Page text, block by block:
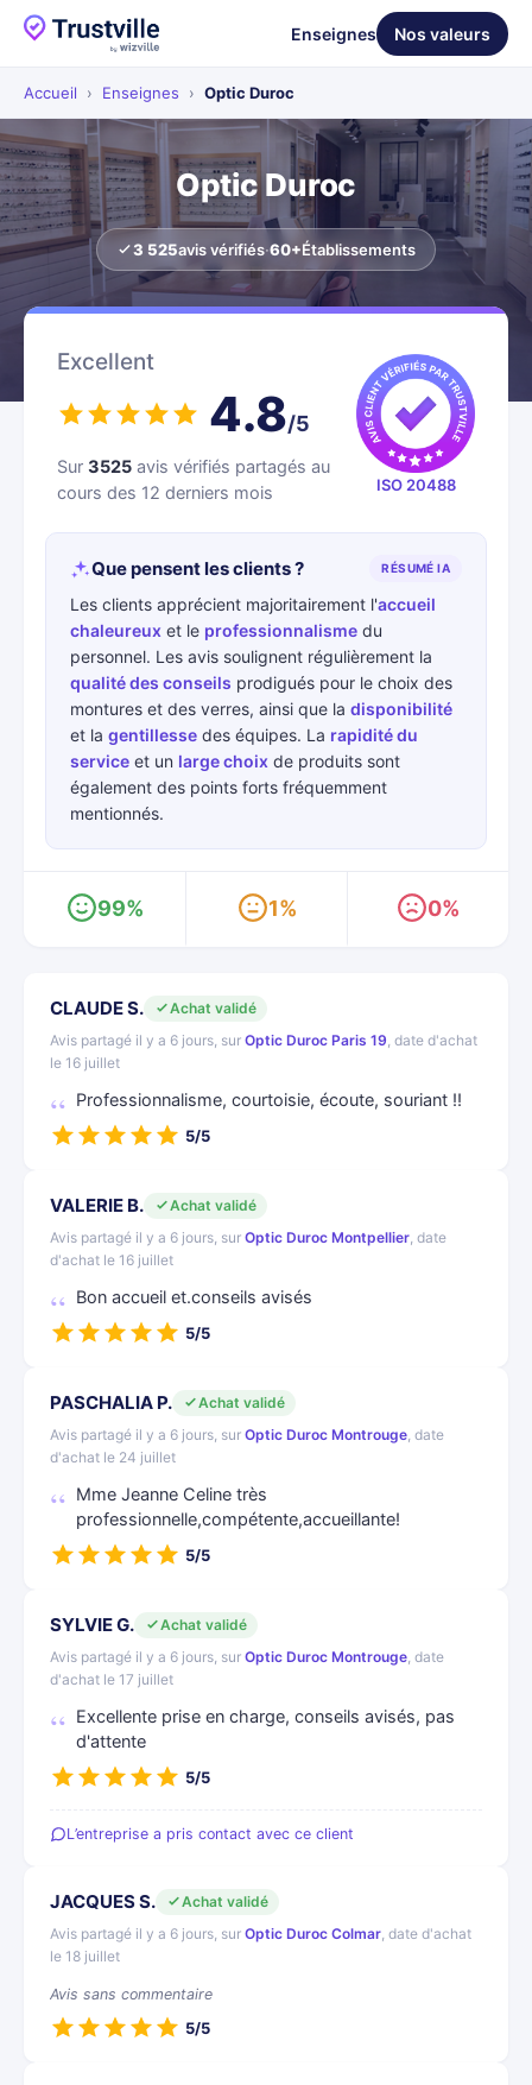
Enseignes Nos valeurs
Accueil › Enseignes › Optic Duroc
Optic Duroc
3 525avis vérifiés·60+Établissements
Excellent
4.8/5
Sur 3525 avis vérifiés partagés au
cours des 12 derniers mois
ISO 20488
Que pensent les clients ? RÉSUMÉ IA
Les clients apprécient majoritairement l'accueil
chaleureux et le professionnalisme du
personnel. Les avis soulignent régulièrement la
qualité des conseils prodigués pour le choix des
montures et des verres, ainsi que la disponibilité
et la gentillesse des équipes. La rapidité du
service et un large choix de produits sont
également des points forts fréquemment
mentionnés.
99% 1% 0%
CLAUDE S.
Achat validé
Avis partagé il y a 6 jours, sur Optic Duroc Paris 19, date d'achat
le 16 juillet
Professionnalisme, courtoisie, écoute, souriant !!
5/5
VALERIE B.
Achat validé
Avis partagé il y a 6 jours, sur Optic Duroc Montpellier, date
d'achat le 16 juillet
Bon accueil et.conseils avisés
5/5
PASCHALIA P.
Achat validé
Avis partagé il y a 6 jours, sur Optic Duroc Montrouge, date
d'achat le 24 juillet
Mme Jeanne Celine très
professionnelle,compétente,accueillante!
5/5
SYLVIE G.
Achat validé
Avis partagé il y a 6 jours, sur Optic Duroc Montrouge, date
d'achat le 17 juillet
Excellente prise en charge, conseils avisés, pas
d'attente
5/5
L’entreprise a pris contact avec ce client
JACQUES S.
Achat validé
Avis partagé il y a 6 jours, sur Optic Duroc Colmar, date d'achat
le 18 juillet
Avis sans commentaire
5/5